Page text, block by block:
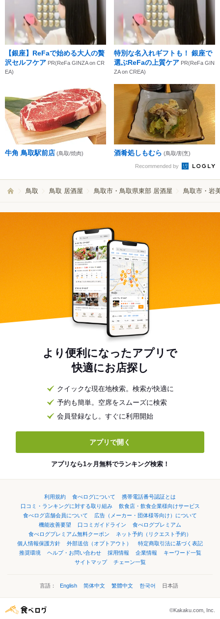
【銀座】ReFaで始める大人の贅
沢セルフケア PR(ReFa GINZA on CR
EA)
特別な名入れギフトも！ 銀座で
選ぶReFaの上質ケア PR(ReFa GIN
ZA on CREA)
牛角 鳥取駅前店 (鳥取/焼肉) 酒肴処しもむら (鳥取/割烹)
Recommended by
鳥取 鳥取 居酒屋 鳥取市・鳥取県東部 居酒屋 鳥取市・岩
より便利になったアプリで
快適にお店探し
クイックな現在地検索。検索が快適に
予約も簡単。空席をスムーズに検索
会員登録なし。すぐに利用開始
アプリで開く
アプリなら1ヶ月無料でランキング検索！
利用規約 食べログについて
携帯電話番号認証とは
口コミ・ランキングに対する取り組み
飲食店・飲食企業様向けサービス
食べログ店舗会員について
広告（メーカー・団体様等向け）について
機能改善要望
口コミガイドライン
食べログプレミアム
食べログプレミアム無料クーポン
ネット予約（リクエスト予約）
個人情報保護方針
外部送信（オプトアウト）
特定商取引法に基づく表記
推奨環境
ヘルプ・お問い合わせ 採用情報 企業情報
キーワード一覧
サイトマップ
チェーン一覧
言語： English 简体中文 繁體中文 한국어 日本語
©Kakaku.com, Inc.